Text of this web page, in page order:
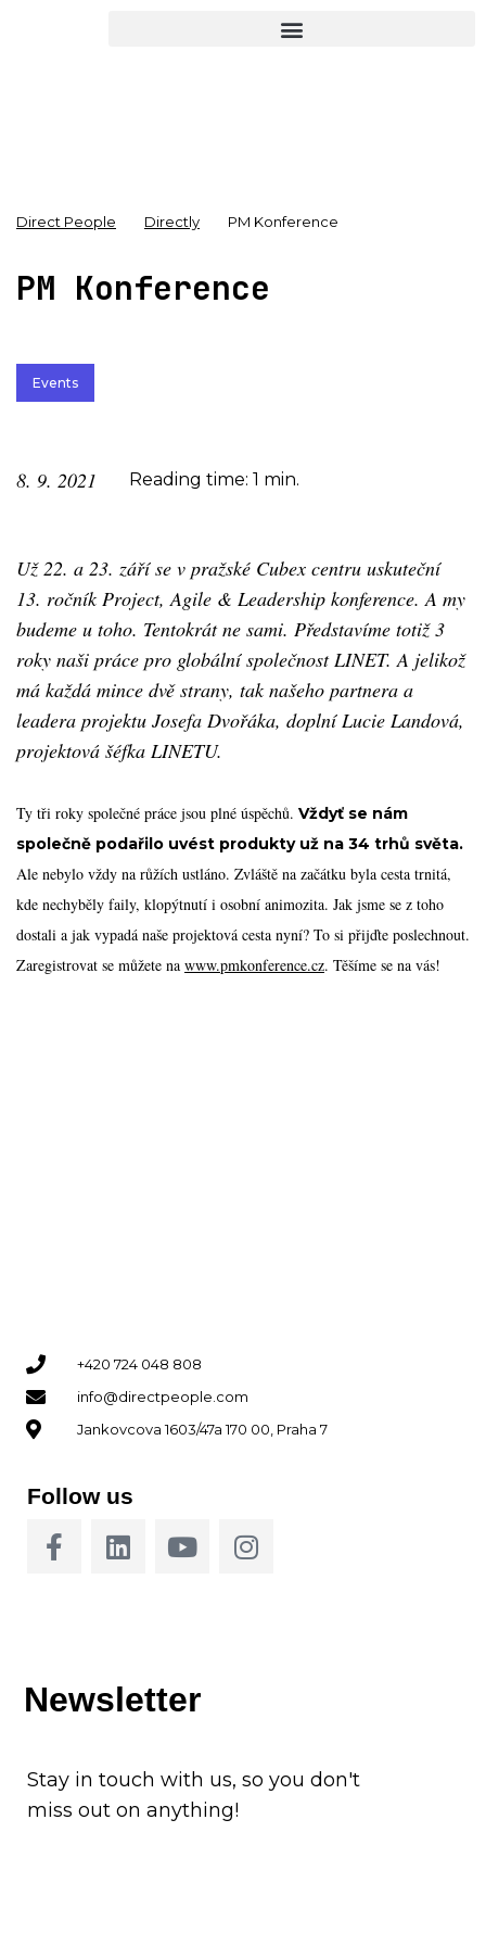
Direct People Directly PM Konference
PM Konference
Events
8. 9. 2021 Reading time: 1 min.
Už 22. a 23. září se v pražské Cubex centru uskuteční
13. ročník Project, Agile & Leadership konference. A my
budeme u toho. Tentokrát ne sami. Představíme totiž 3
roky naši práce pro globální společnost LINET. A jelikož
má každá mince dvě strany, tak našeho partnera a
leadera projektu Josefa Dvořáka, doplní Lucie Landová,
projektová šéfka LINETU.
Ty tři roky společné práce jsou plné úspěchů. Vždyť se nám
společně podařilo uvést produkty už na 34 trhů světa.
Ale nebylo vždy na růžích ustláno. Zvláště na začátku byla cesta trnitá,
kde nechyběly faily, klopýtnutí i osobní animozita. Jak jsme se z toho
dostali a jak vypadá naše projektová cesta nyní? To si přijďte poslechnout.
Zaregistrovat se můžete na www.pmkonference.cz. Těšíme se na vás!
+420 724 048 808
info@directpeople.com
Jankovcova 1603/47a 170 00, Praha 7
Follow us
Newsletter
Stay in touch with us, so you don't
miss out on anything!